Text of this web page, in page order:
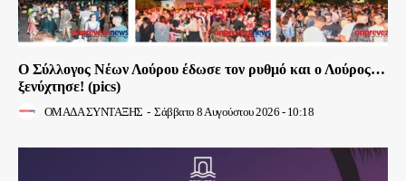
Ο Σύλλογος Νέων Λούρου έδωσε τον ρυθμό και ο Λούρος…
ξενύχτησε! (pics)
ΟΜΑΔΑ ΣΥΝΤΑΞΗΣ - Σάββατο 8 Αυγούστου 2026 - 10:18